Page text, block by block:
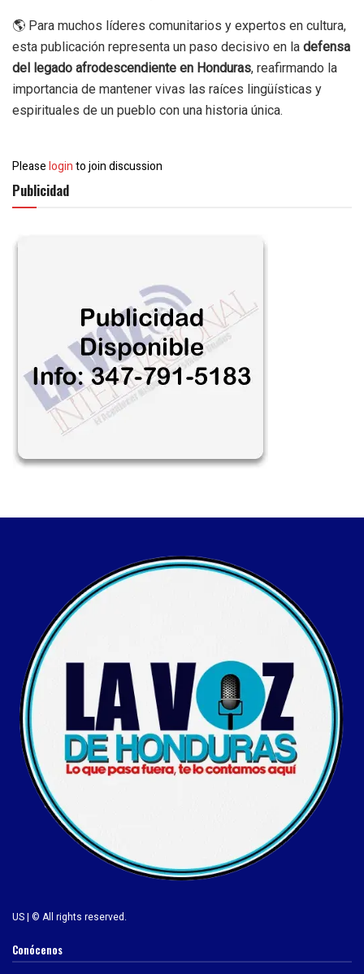
🌎 Para muchos líderes comunitarios y expertos en cultura,
esta publicación representa un paso decisivo en la defensa
del legado afrodescendiente en Honduras, reafirmando la
importancia de mantener vivas las raíces lingüísticas y
espirituales de un pueblo con una historia única.
Pleaseloginto join discussion
Publicidad
US | © All rights reserved.
Conócenos